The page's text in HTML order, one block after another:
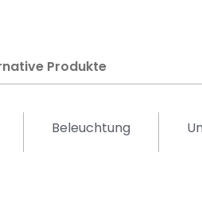
Beleuchtung
Produkte